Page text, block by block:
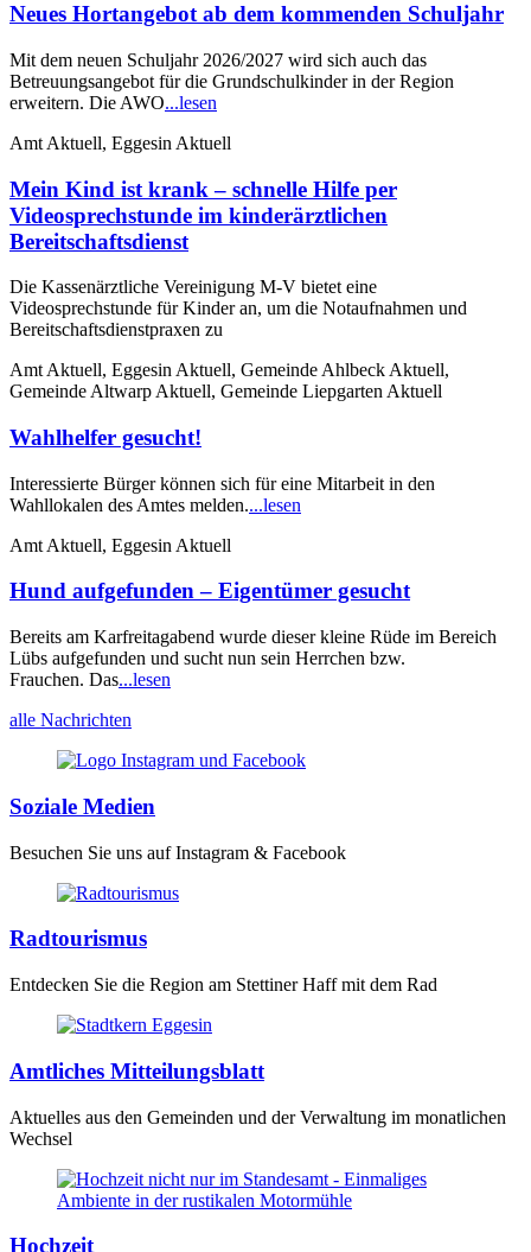
Neues Hortangebot ab dem kommenden Schuljahr
Mit dem neuen Schuljahr 2026/2027 wird sich auch das
Betreuungsangebot für die Grundschulkinder in der Region
erweitern. Die AWO...lesen
Amt Aktuell, Eggesin Aktuell
Mein Kind ist krank – schnelle Hilfe per
Videosprechstunde im kinderärztlichen
Bereitschaftsdienst
Die Kassenärztliche Vereinigung M-V bietet eine
Videosprechstunde für Kinder an, um die Notaufnahmen und
Bereitschaftsdienstpraxen zu
Amt Aktuell, Eggesin Aktuell, Gemeinde Ahlbeck Aktuell,
Gemeinde Altwarp Aktuell, Gemeinde Liepgarten Aktuell
Wahlhelfer gesucht!
Interessierte Bürger können sich für eine Mitarbeit in den
Wahllokalen des Amtes melden....lesen
Amt Aktuell, Eggesin Aktuell
Hund aufgefunden – Eigentümer gesucht
Bereits am Karfreitagabend wurde dieser kleine Rüde im Bereich
Lübs aufgefunden und sucht nun sein Herrchen bzw.
Frauchen. Das...lesen
alle Nachrichten
Soziale Medien
Besuchen Sie uns auf Instagram & Facebook
Radtourismus
Entdecken Sie die Region am Stettiner Haff mit dem Rad
Amtliches Mitteilungsblatt
Aktuelles aus den Gemeinden und der Verwaltung im monatlichen
Wechsel
Hochzeit